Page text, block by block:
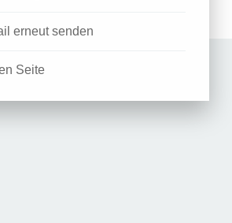
erneut senden
Seite